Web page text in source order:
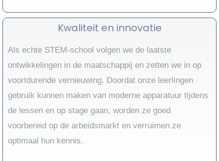
Kwaliteit en innovatie
Als echte STEM-school volgen we de laatste
ontwikkelingen in de maatschappij en zetten we in op
voortdurende vernieuwing. Doordat onze leerlingen
gebruik kunnen maken van moderne apparatuur tijdens
de lessen en op stage gaan, worden ze goed
voorbereid op de arbeidsmarkt en verruimen ze
optimaal hun kennis.